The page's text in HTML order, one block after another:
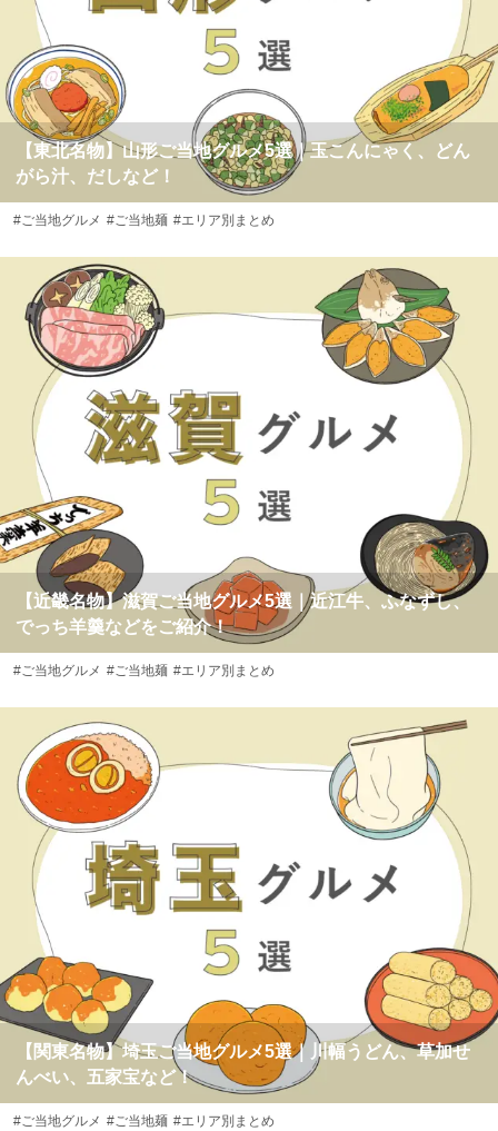
【東北名物】山形ご当地グルメ5選｜玉こんにゃく、どん
がら汁、だしなど！
#ご当地グルメ #ご当地麺 #エリア別まとめ
【近畿名物】滋賀ご当地グルメ5選｜近江牛、ふなずし、
でっち羊羹などをご紹介！
#ご当地グルメ #ご当地麺 #エリア別まとめ
【関東名物】埼玉ご当地グルメ5選｜川幅うどん、草加せ
んべい、五家宝など！
#ご当地グルメ #ご当地麺 #エリア別まとめ